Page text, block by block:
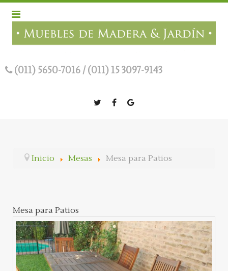
(011) 5650-7016 /(011) 15 3097-9143
Inicio Mesas Mesa para Patios
Mesa para Patios